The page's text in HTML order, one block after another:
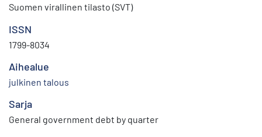
Suomen virallinen tilasto (SVT)
ISSN
1799-8034
Aihealue
julkinen talous
Sarja
General government debt by quarter